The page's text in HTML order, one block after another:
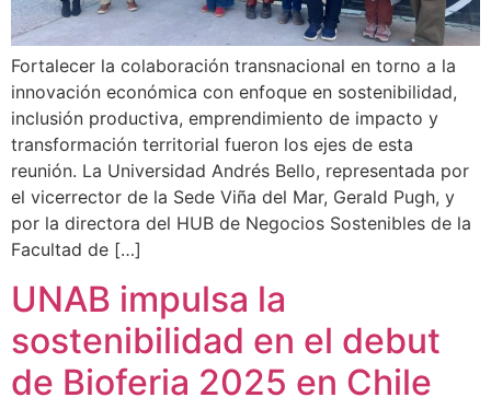
Fortalecer la colaboración transnacional en torno a la
innovación económica con enfoque en sostenibilidad,
inclusión productiva, emprendimiento de impacto y
transformación territorial fueron los ejes de esta
reunión. La Universidad Andrés Bello, representada por
el vicerrector de la Sede Viña del Mar, Gerald Pugh, y
por la directora del HUB de Negocios Sostenibles de la
Facultad de […]
UNAB impulsa la
sostenibilidad en el debut
de Bioferia 2025 en Chile